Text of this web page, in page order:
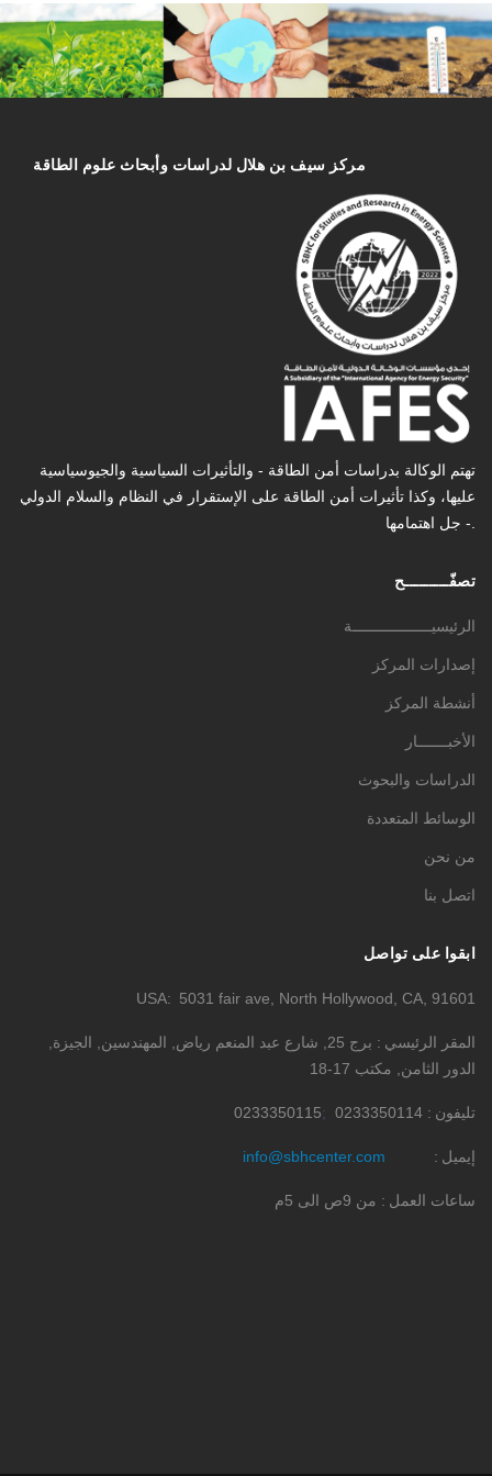
مركز سیف بن هلال لدراسات وأبحاث علوم الطاقة
تهتم الوكالة بدراسات أمن الطاقة - والتأثیرات السیاسیة والجیوسیاسیة
عليها، وكذا تأثیرات أمن الطاقة على الإستقرار في النظام والسلام الدولي
- جل اهتمامها.
تصفّـــــــــح
الرئيسيــــــــــــــــــة
إصدارات المركز
أنشطة المركز
الأخبـــــــار
الدراسات والبحوث
الوسائط المتعددة
من نحن
اتصل بنا
ابقوا على تواصل
USA 5031 fair ave, North Hollywood, CA, 91601
المقر الرئيسي
برج 25, شارع عبد المنعم رياض, المهندسين, الجيزة,
الدور الثامن, مكتب 17-18
تليفون 0233350114
0233350115
إيميل info@sbhcenter.com
ساعات العمل من 9ص الى 5م